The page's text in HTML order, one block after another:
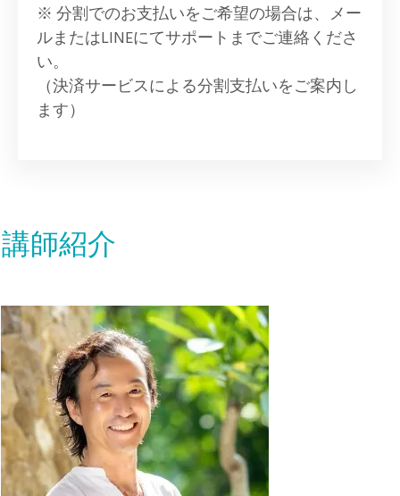
※ 分割でのお支払いをご希望の場合は、メー
ルまたはLINEにてサポートまでご連絡くださ
い。
（決済サービスによる分割支払いをご案内し
ます）
講師紹介